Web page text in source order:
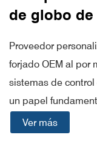
de globo
Proveedor
forjado OEM al por
sistemas de
un papel
Ver más